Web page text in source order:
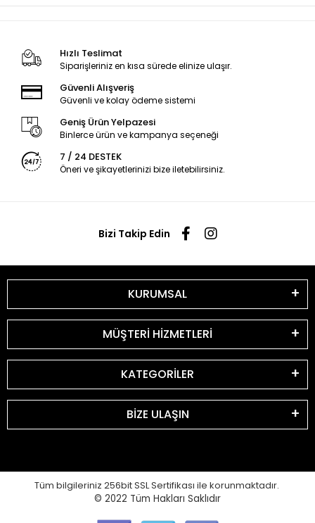
Hızlı Teslimat
Siparişleriniz en kısa sürede elinize ulaşır.
Güvenli Alışveriş
Güvenli ve kolay ödeme sistemi
Geniş Ürün Yelpazesi
Binlerce ürün ve kampanya seçeneği
7 / 24 DESTEK
Öneri ve şikayetlerinizi bize iletebilirsiniz.
Bizi Takip Edin
KURUMSAL
MÜŞTERİ HİZMETLERİ
KATEGORİLER
BİZE ULAŞIN
Tüm bilgileriniz 256bit SSL Sertifikası ile korunmaktadır.
© 2022 Tüm Hakları Saklıdır